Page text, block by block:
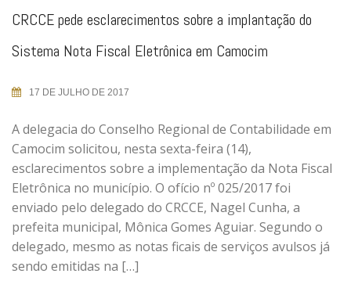
CRCCE pede esclarecimentos sobre a implantação do
Sistema Nota Fiscal Eletrônica em Camocim
17 DE JULHO DE 2017
A delegacia do Conselho Regional de Contabilidade em
Camocim solicitou, nesta sexta-feira (14),
esclarecimentos sobre a implementação da Nota Fiscal
Eletrônica no município. O ofício nº 025/2017 foi
enviado pelo delegado do CRCCE, Nagel Cunha, a
prefeita municipal, Mônica Gomes Aguiar. Segundo o
delegado, mesmo as notas ficais de serviços avulsos já
sendo emitidas na […]